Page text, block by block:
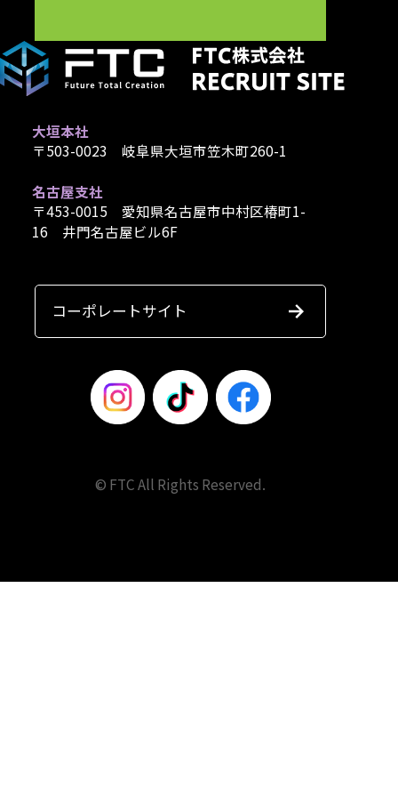
大垣本社
〒503-0023 岐阜県大垣市笠木町260-1
名古屋支社
〒453-0015 愛知県名古屋市中村区椿町1-
16 井門名古屋ビル6F
コーポレートサイト
© FTC All Rights Reserved.